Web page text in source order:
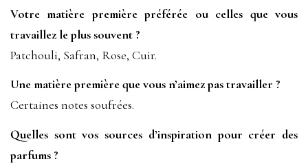
Votre matière première préférée ou celles que vous
travaillez le plus souvent ?
Patchouli, Safran, Rose, Cuir.
Une matière première que vous n’aimez pas travailler ?
Certaines notes soufrées.
Quelles sont vos sources d’inspiration pour créer des
parfums ?